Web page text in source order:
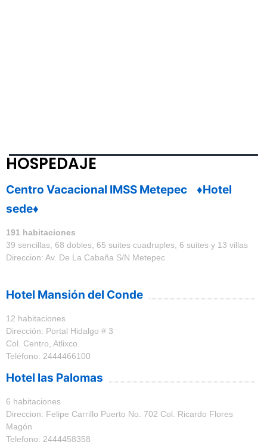
HOSPEDAJE
Centro Vacacional IMSS Metepec ♦Hotel
sede♦
191 habitaciones
39 sencillas, 68 dobles, 65 suites cuadruples, 6 suites y 13 villas
Direccion: Av. De La Cabaña S/N Metepec
Hotel Mansión del Conde
12 habitaciones
Dirección: Portal Hidalgo # 3
Col. Centro, Atlixco.
Teléfono: 2444466100
Hotel las Palomas
6 habitaciones
Direccion: Felipe Carrillo Puerto No. 702 Col. Ricardo Flores
Magón
Telefono: 2444458358